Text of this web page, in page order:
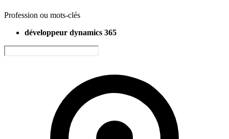
Profession ou mots-clés
développeur dynamics 365